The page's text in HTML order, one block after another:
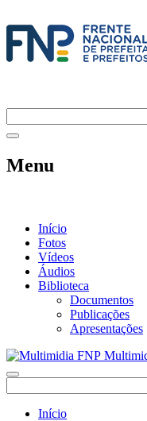
Menu
Início
Fotos
Vídeos
Áudios
Biblioteca
Documentos
Publicações
Apresentações
Início